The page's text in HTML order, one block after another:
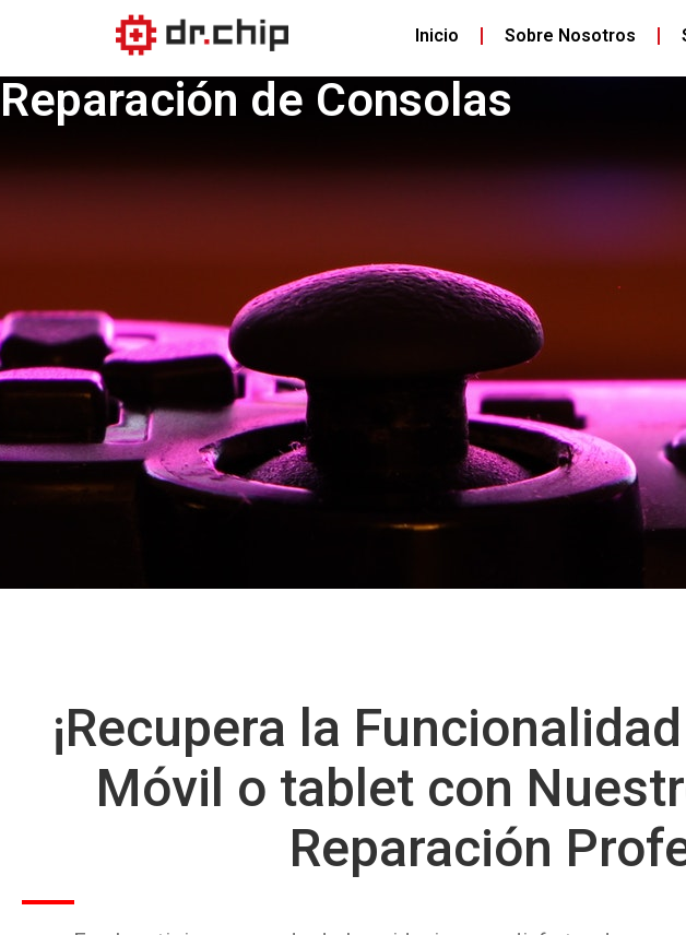
Inicio Sobre Nosotros
Reparación de Consolas
¡Recupera la
Móvil o tablet con
Reparación